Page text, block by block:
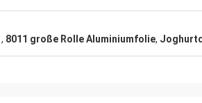
, 8011 große Rolle Aluminiumfolie,